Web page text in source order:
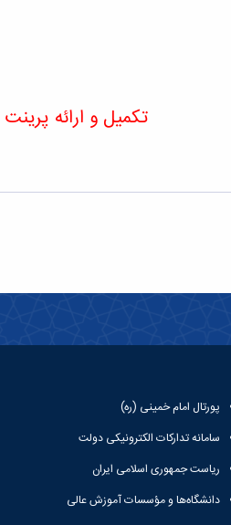
تکمیل و ارائه پرینت
پورتال امام خمینی (ره)
سامانه تدارکات الکترونیکی دولت
ریاست جمهوری اسلامی ایران
دانشگاه‌ها و مؤسسات آموزش عالی